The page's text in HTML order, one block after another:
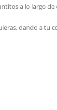
a lo largo de
dando a tu